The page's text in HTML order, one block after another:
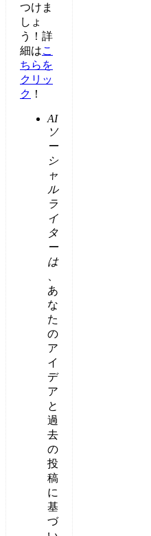
つけま
しょ
う！詳
細はこ
ちらを
クリッ
ク ！
AI
ソ
ー
シ
ャ
ル
ラ
イ
タ
ー
は
あ
な
た
の
ア
イ
デ
ア
と
過
去
の
投
稿
に
基
づ